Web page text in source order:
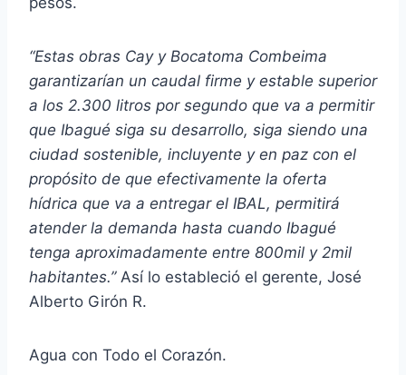
“Estas obras Cay y Bocatoma Combeima
garantizarían un caudal firme y estable superior
a los 2.300 litros por segundo que va a permitir
que Ibagué siga su desarrollo, siga siendo una
ciudad sostenible, incluyente y en paz con el
propósito de que efectivamente la oferta
hídrica que va a entregar el IBAL, permitirá
atender la demanda hasta cuando Ibagué
tenga aproximadamente entre 800mil y 2mil
habitantes.”Así lo estableció el gerente, José
Alberto Girón R.
Agua con Todo el Corazón.